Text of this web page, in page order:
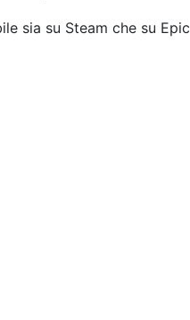
sia su Steam che su Epic